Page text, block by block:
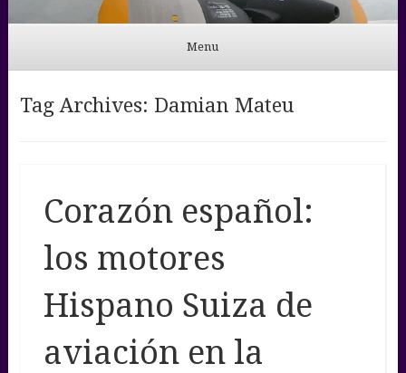
Menu
Tag Archives: Damian Mateu
Corazón español:
los motores
Hispano Suiza de
aviación en la